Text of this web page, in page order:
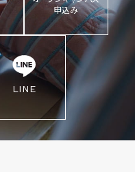
申込み
LINE